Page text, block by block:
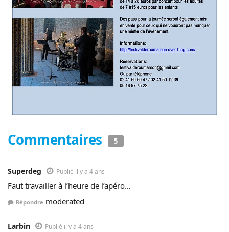
Commentaires 5
Superdeg Publié il y a 4 ans
Faut travailler à l’heure de l’apéro…
Répondre moderated
Larbin Publié il y a 4 ans